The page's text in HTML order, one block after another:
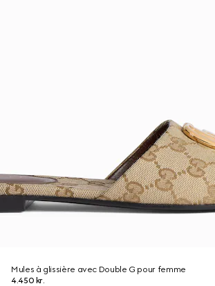
Mules à glissière avec Double G pour femme
4.450 kr.